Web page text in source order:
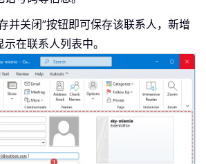
并关闭”按钮即可保存该联系人，新增
在联系人列表中。